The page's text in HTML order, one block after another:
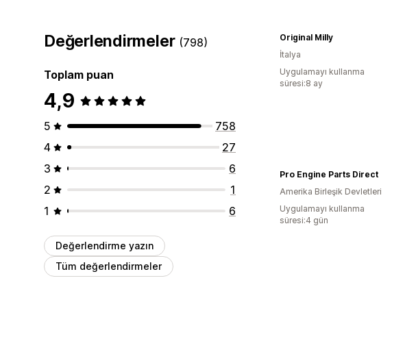
Değerlendirmeler (798)
Toplam puan
4,9
5
758
4
27
3
6
2
1
1
6
Değerlendirme yazın
Tüm değerlendirmeler
Original Milly
İtalya
Uygulamayı kullanma
süresi:8 ay
Pro Engine Parts Direct
Amerika Birleşik Devletleri
Uygulamayı kullanma
süresi:4 gün